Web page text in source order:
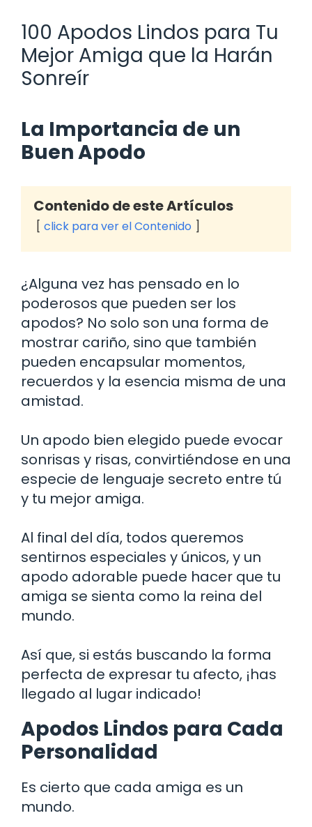
100 Apodos Lindos para Tu
Mejor Amiga que la Harán
Sonreír
La Importancia de un
Buen Apodo
Contenido de este Artículos
click para ver el Contenido
¿Alguna vez has pensado en lo
poderosos que pueden ser los
apodos? No solo son una forma de
mostrar cariño, sino que también
pueden encapsular momentos,
recuerdos y la esencia misma de una
amistad.
Un apodo bien elegido puede evocar
sonrisas y risas, convirtiéndose en una
especie de lenguaje secreto entre tú
y tu mejor amiga.
Al final del día, todos queremos
sentirnos especiales y únicos, y un
apodo adorable puede hacer que tu
amiga se sienta como la reina del
mundo.
Así que, si estás buscando la forma
perfecta de expresar tu afecto, ¡has
llegado al lugar indicado!
Apodos Lindos para Cada
Personalidad
Es cierto que cada amiga es un
mundo.